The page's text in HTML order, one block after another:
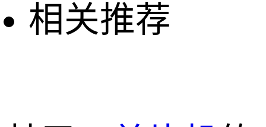
相关推荐